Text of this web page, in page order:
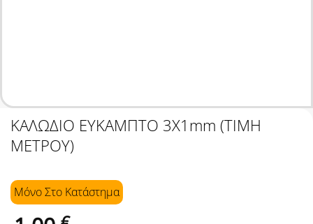
ΚΑΛΩΔΙΟ ΕΥΚΑΜΠΤΟ 3Χ1mm (ΤΙΜΗ
ΜΕΤΡΟΥ)
Μόνο Στo Κατάστημα